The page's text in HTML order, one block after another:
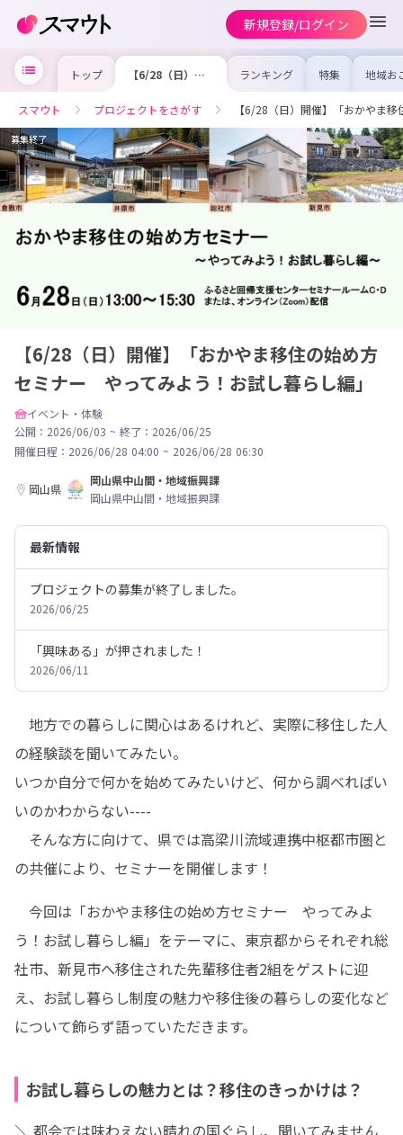
新規登録/ログイン
トップ 【6/28（日）開
催】「おかやま移
ー やってみよ
う！お試し暮らし
編」
ランキング 特集 地域お
の求
を集め
事内容
を比較
合った
けよう
スマウト プロジェクトをさがす 【6/28（日）開催】「おかやま
募集終了
【6/28（日）開催】「おかやま移住の始め方
セミナー やってみよう！お試し暮らし編」
イベント・体験
公開：2026/06/03 ~ 終了：2026/06/25
開催日程： 2026/06/28 04:00 ~ 2026/06/28 06:30
岡山県
岡山県中山間・地域振興課
岡山県中山間・地域振興課
最新情報
プロジェクトの募集が終了しました。
2026/06/25
「興味ある」が押されました！
2026/06/11
地方での暮らしに関心はあるけれど、実際に移住した人
の経験談を聞いてみたい。
いつか自分で何かを始めてみたいけど、何から調べればい
いのかわからない----
そんな方に向けて、県では高梁川流域連携中枢都市圏と
の共催により、セミナーを開催します！
今回は「おかやま移住の始め方セミナー　やってみよ
う！お試し暮らし編」をテーマに、東京都からそれぞれ総
社市、新見市へ移住された先輩移住者2組をゲストに迎
え、お試し暮らし制度の魅力や移住後の暮らしの変化など
について飾らず語っていただきます。
お試し暮らしの魅力とは？移住のきっかけは？
＼ 都会では味わえない晴れの国ぐらし、聞いてみません